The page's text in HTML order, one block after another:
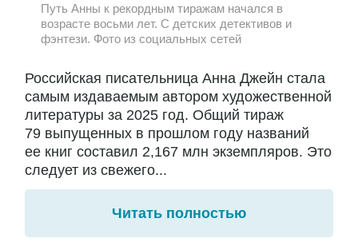
Путь Анны к рекордным тиражам начался в
возрасте восьми лет. С детских детективов и
фэнтези. Фото из социальных сетей
Российская писательница Анна Джейн стала
самым издаваемым автором художественной
литературы за 2025 год. Общий тираж
79 выпущенных в прошлом году названий
ее книг составил 2,167 млн экземпляров. Это
следует из свежего...
Читать полностью